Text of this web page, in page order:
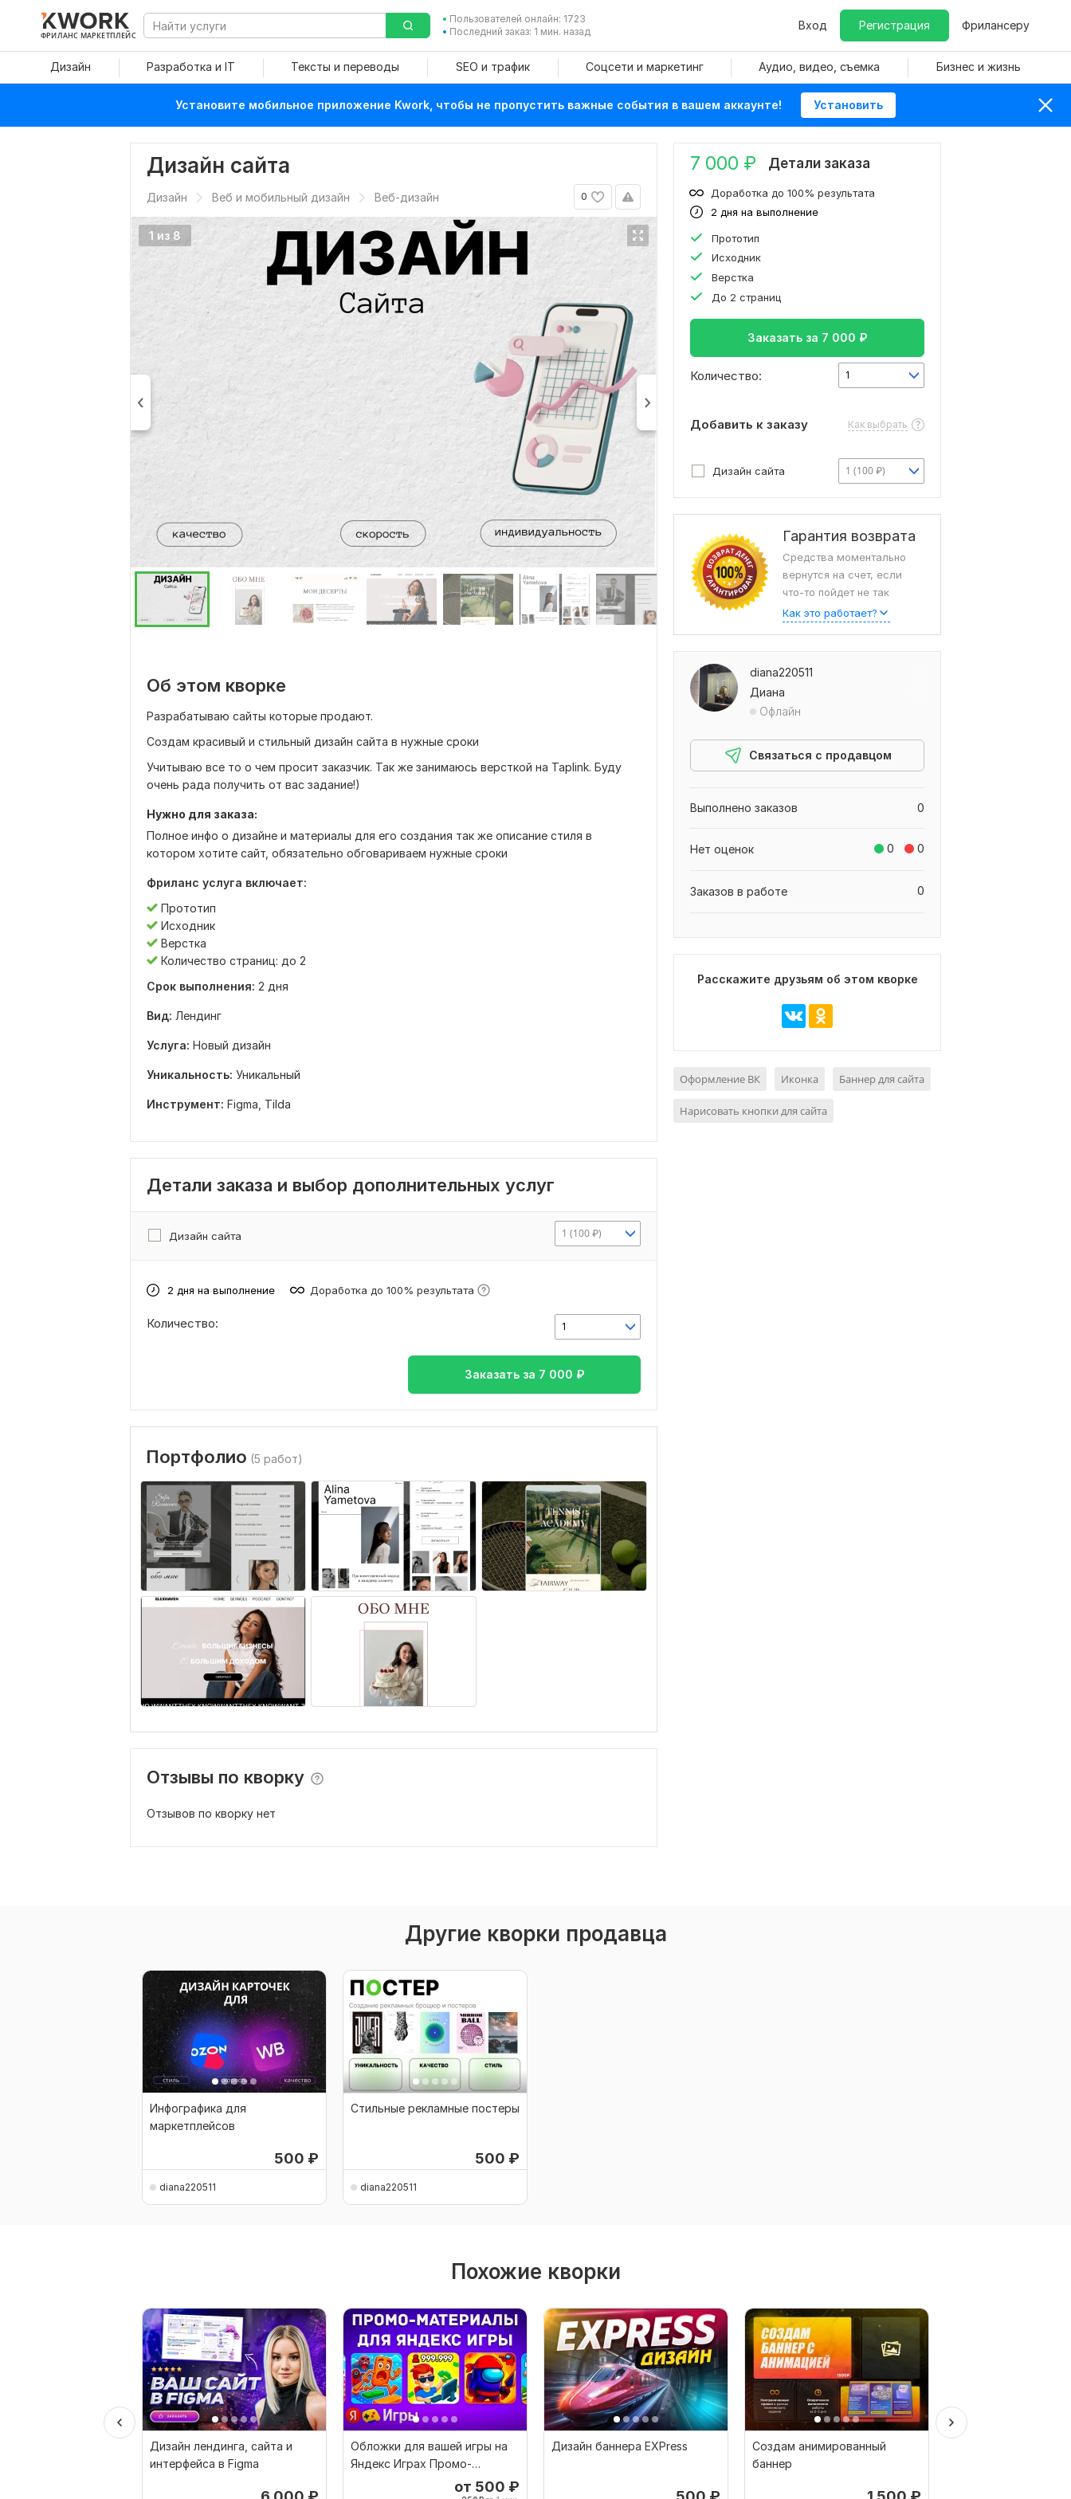
ФРИЛАНС МАРКЕТПЛЕЙС
Пользователей онлайн: 1723
Последний заказ: 1 мин. назад
Вход Регистрация Фрилансеру
Дизайн Разработка и IT Тексты и переводы SEO и трафик Соцсети и маркетинг Аудио, видео, съемка Бизнес и жизнь
Установите мобильное приложение Kwork, чтобы не пропустить важные события в вашем аккаунте! Установить
Дизайн сайта
0
Дизайн Веб и мобильный дизайн Веб-дизайн
1 из 8
Об этом кворке
Разрабатываю сайты которые продают.
Создам красивый и стильный дизайн сайта в нужные сроки
Учитываю все то о чем просит заказчик. Так же занимаюсь версткой на Taplink. Буду
очень рада получить от вас задание!)
Нужно для заказа:
Полное инфо о дизайне и материалы для его создания так же описание стиля в
котором хотите сайт, обязательно обговариваем нужные сроки
Фриланс услуга включает:
Прототип
Исходник
Верстка
Количество страниц: до 2
Срок выполнения: 2 дня
Вид: Лендинг
Услуга: Новый дизайн
Уникальность: Уникальный
Инструмент: Figma, Tilda
Детали заказа и выбор дополнительных услуг
Дизайн сайта 1 (100 ₽)
2 дня на выполнение Доработка до 100% результата
1
Количество:
Заказать за 7 000 ₽
Портфолио (5 работ)
Отзывы по кворку
Отзывов по кворку нет
7 000 ₽ Детали заказа
2 дня на выполнение
Доработка до 100% результата
Прототип
Исходник
Верстка
До 2 страниц
Заказать за 7 000 ₽
Количество: 1
Добавить к заказу Как выбрать
Дизайн сайта 1 (100 ₽)
Гарантия возврата
Средства моментально
вернутся на счет, если
что-то пойдет не так
Как это работает?
diana220511
Диана
Офлайн
Связаться с продавцом
0
Выполнено заказов
0 0
Нет оценок
0
Заказов в работе
Расскажите друзьям об этом кворке
Оформление ВК Иконка Баннер для сайта
Нарисовать кнопки для сайта
Другие кворки продавца
Инфографика для
маркетплейсов
500 ₽
diana220511
Стильные рекламные постеры
500 ₽
diana220511
Похожие кворки
Дизайн лендинга, сайта и
интерфейса в Figma
Обложки для вашей игры на
Яндекс Играх Промо-
от 500 ₽
Дизайн баннера EXPress
Создам анимированный
баннер